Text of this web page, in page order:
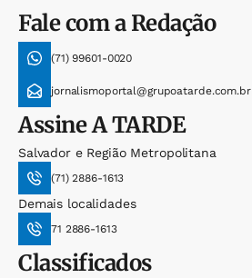
Fale com a Redação
(71) 99601-0020
jornalismoportal@grupoatarde.com.br
AssineA TARDE
Salvador e Região Metropolitana
(71) 2886-1613
Demais localidades
71 2886-1613
Classificados